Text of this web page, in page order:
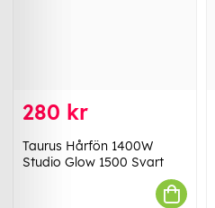
280 kr
Taurus Hårfön 1400W
Studio Glow 1500 Svart